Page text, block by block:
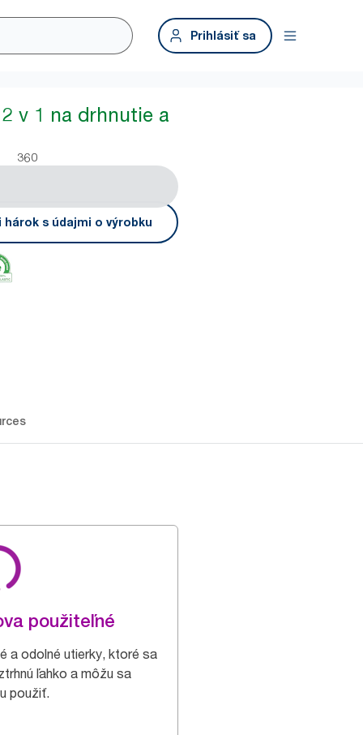
Prihlásiť sa
v 1 na drhnutie a
360
s údajmi o výrobku
použiteľné
a odolné utierky, ktoré sa
ľahko a môžu sa
použiť.